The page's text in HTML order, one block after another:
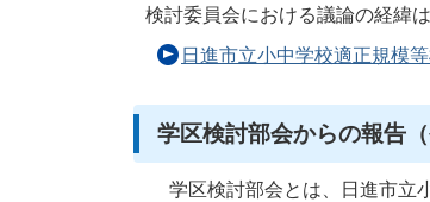
検討委員会における議論の経緯
日進市立小中学校適正規模
学区検討部会からの報告
学区検討部会とは、日進市立